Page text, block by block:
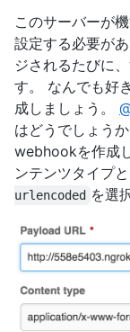
このサーバーが
設定する必要が
ジされるたびに
す。 なんでも好
成しましょう。
はどうでしょう
webhookを作成
ンテンツタイプ
urlencoded を選